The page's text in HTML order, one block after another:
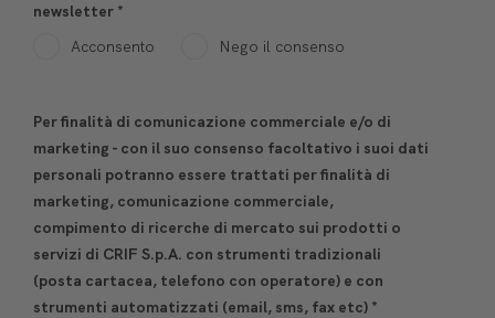
newsletter *
Acconsento
Nego il consenso
Per finalità di comunicazione commerciale e/o di
marketing - con il suo consenso facoltativo i suoi dati
personali potranno essere trattati per finalità di
marketing, comunicazione commerciale,
compimento di ricerche di mercato sui prodotti o
servizi di CRIF S.p.A. con strumenti tradizionali
(posta cartacea, telefono con operatore) e con
strumenti automatizzati (email, sms, fax etc) *